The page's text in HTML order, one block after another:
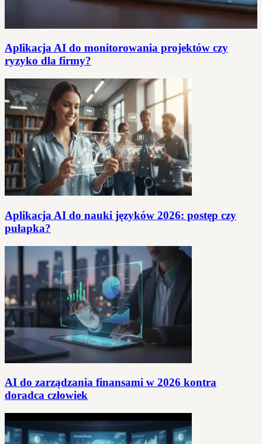
Aplikacja AI do monitorowania projektów czy
ryzyko dla firmy?
Aplikacja AI do nauki języków 2026: postęp czy
pułapka?
AI do zarządzania finansami w 2026 kontra
doradca człowiek